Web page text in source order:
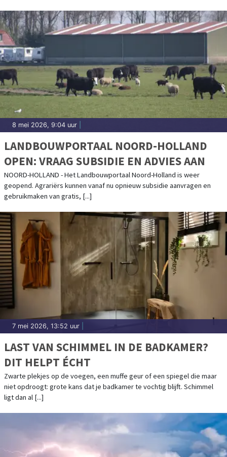
8 mei 2026, 9:04 uur
LANDBOUWPORTAAL NOORD-HOLLAND
OPEN: VRAAG SUBSIDIE EN ADVIES AAN
NOORD-HOLLAND - Het Landbouwportaal Noord-Holland is weer
geopend. Agrariërs kunnen vanaf nu opnieuw subsidie aanvragen en
gebruikmaken van gratis, [...]
7 mei 2026, 13:52 uur
LAST VAN SCHIMMEL IN DE BADKAMER?
DIT HELPT ÉCHT
Zwarte plekjes op de voegen, een muffe geur of een spiegel die maar
niet opdroogt: grote kans dat je badkamer te vochtig blijft. Schimmel
ligt dan al [...]